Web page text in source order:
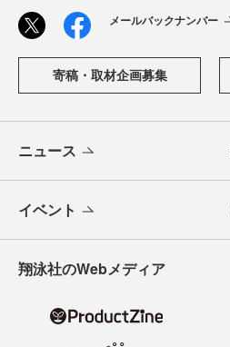
メールバックナンバー
寄稿・取材企画募集
ニュース
イベント
翔泳社のWebメディア